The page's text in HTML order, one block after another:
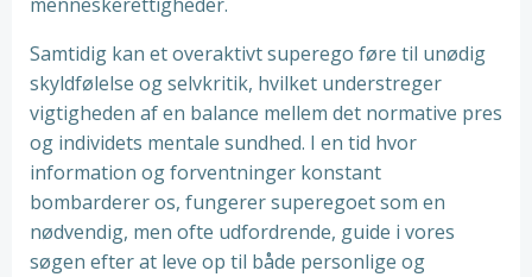
Samtidig kan et overaktivt superego føre til unødig
skyldfølelse og selvkritik, hvilket understreger
vigtigheden af en balance mellem det normative pres
og individets mentale sundhed. I en tid hvor
information og forventninger konstant
bombarderer os, fungerer superegoet som en
nødvendig, men ofte udfordrende, guide i vores
søgen efter at leve op til både personlige og